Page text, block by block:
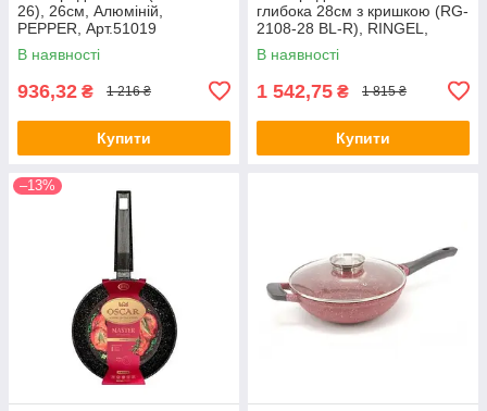
26), 26см, Алюміній,
PEPPER, Арт.51019
В наявності
936,32 ₴ 1 216 ₴
Купити
глибока 28см з кришкою (RG-
2108-28 BL-R), RINGEL,
Арт.68466
В наявності
1 542,75 ₴ 1 815 ₴
Купити
–13%